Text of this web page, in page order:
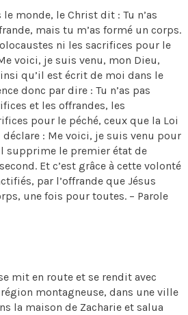
monde, le Christ dit : Tu n’as
mais tu m’as formé un corps.
ni les sacrifices pour le
voici, je suis venu, mon Dieu,
qu’il est écrit de moi dans le
donc par dire : Tu n’as pas
et les offrandes, les
pour le péché, ceux que la Loi
: Me voici, je suis venu pour
supprime le premier état de
Et c’est grâce à cette volonté
par l’offrande que Jésus
une fois pour toutes. – Parole
mit en route et se rendit avec
montagneuse, dans une ville
la maison de Zacharie et salua